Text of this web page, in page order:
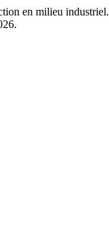
en milieu industriel.